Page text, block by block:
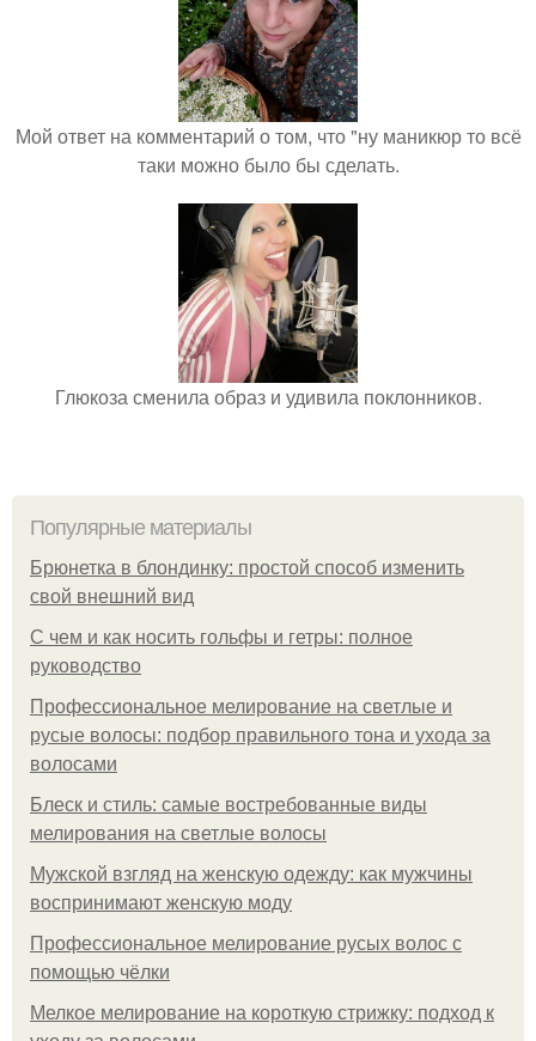
Мой ответ на комментарий о том, что "ну маникюр то всё
таки можно было бы сделать.
Глюкоза сменила образ и удивила поклонников.
Популярные материалы
Брюнетка в блондинку: простой способ изменить
свой внешний вид
С чем и как носить гольфы и гетры: полное
руководство
Профессиональное мелирование на светлые и
русые волосы: подбор правильного тона и ухода за
волосами
Блеск и стиль: самые востребованные виды
мелирования на светлые волосы
Мужской взгляд на женскую одежду: как мужчины
воспринимают женскую моду
Профессиональное мелирование русых волос с
помощью чёлки
Мелкое мелирование на короткую стрижку: подход к